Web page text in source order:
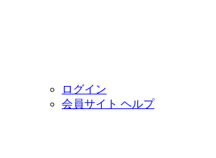
ログイン
会員サイト ヘルプ